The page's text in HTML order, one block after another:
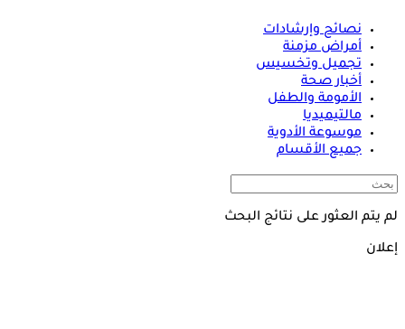
نصائح وإرشادات
أمراض مزمنة
تجميل وتخسيس
أخبار صحة
الأمومة والطفل
مالتيميديا
موسوعة الأدوية
جميع الأقسام
لم يتم العثور على نتائج البحث
إعلان